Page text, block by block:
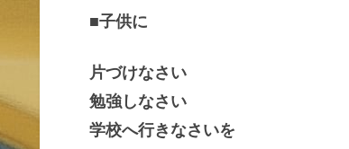
■子供に
片づけなさい
勉強しなさい
学校へ行きなさいを